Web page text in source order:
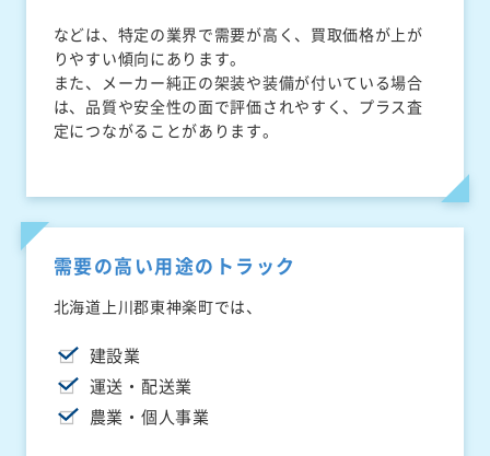
などは、特定の業界で需要が高く、買取価格が上が
りやすい傾向にあります。
また、メーカー純正の架装や装備が付いている場合
は、品質や安全性の面で評価されやすく、プラス査
定につながることがあります。
需要の高い用途のトラック
北海道上川郡東神楽町では、
建設業
運送・配送業
農業・個人事業